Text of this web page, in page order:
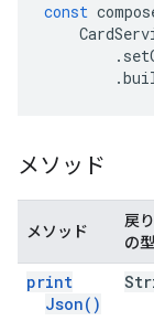
const
.
.
メソッド
メソッド
戻
の型
print
Json( )